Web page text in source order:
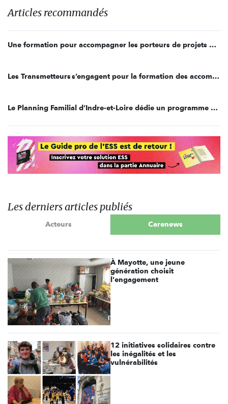
Articles recommandés
Une formation pour accompagner les porteurs de projets dans leur démarche de mesure d’impact social
Les Transmetteurs s’engagent pour la formation des accompagnant(e)s à domicile de personnes âgées
Le Planning Familial d’Indre-et-Loire dédie un programme aux personnes en situation de handicap
Les derniers articles publiés
Acteurs Carenews
À Mayotte, une jeune
génération choisit
l'engagement
12 initiatives solidaires contre
les inégalités et les
vulnérabilités